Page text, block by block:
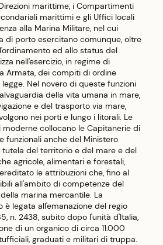
marittime, i Compartimenti
marittimi e gli Uffici locali
alla Marina Militare, nel cui
di porto esercitano comunque, oltre
ed allo status del
nell'esercizio, in regime di
Armata, dei compiti di ordine
Nel novero di queste funzioni
della vita umana in mare,
e del trasporto via mare,
nei porti e lungo i litorali. Le
moderne collocano le Capitanerie di
funzionali anche del Ministero
del territorio e del mare e del
agricole, alimentari e forestali,
le attribuzioni che, fino al
all'ambito di competenze del
marina mercantile. La
è legata all'emanazione del regio
n. 2438, subito dopo l'unità d'Italia,
di un organico di circa 11.000
graduati e militari di truppa.